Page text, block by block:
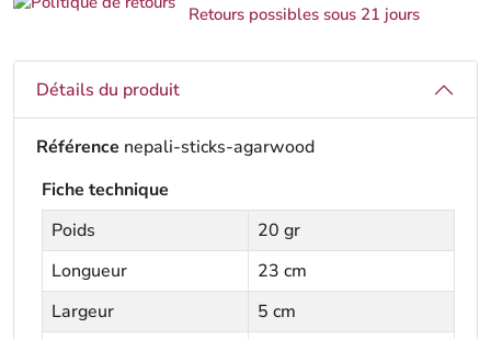
Retours possibles sous 21 jours
Détails du produit
Référence nepali-sticks-agarwood
Fiche technique
Poids
20 gr
Longueur
23 cm
Largeur
5 cm